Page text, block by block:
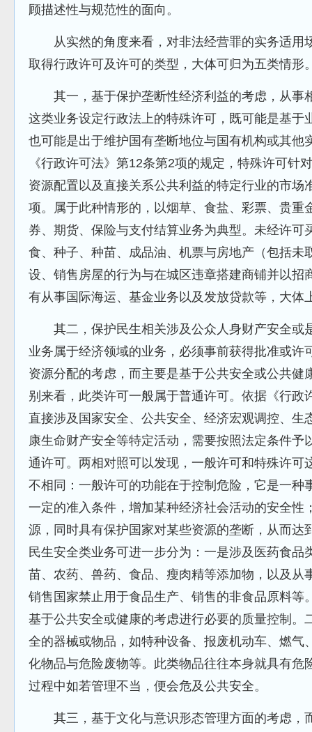
顾描述性与规范性的面向。
从实然的角度来看，对非法经营罪的实务适用
取得行政许可及许可的类型，大体可归为五类情形
其一，基于保护垄断性经济利益的考虑，从事
这类业务设定行政法上的特殊许可，既可能是基于
也可能是出于维护国有垄断地位与国有机构或其他
《行政许可法》第12条第2项的规定，特殊许可针
资源配置以及直接关系公共利益的特定行业的市场
项。属于此种情形的，以烟草、食盐、彩票、贵重
券、期货、保险与支付结算业务为典型。未经许可
食、种子、种苗、成品油、机票与房地产（包括未
设、销售房屋的行为与在城区违章搭建商铺并以招
有从事国际海运、基金业务以及发放贷款等，大体
其二，保护民生相关涉及公众人身财产安全或
业务属于经济领域的业务，必须事前获得批准或许
资源分配的考虑，而主要是基于公共安全或公共健
别来看，此类许可一般属于普通许可。依据《行政
直接涉及国家安全、公共安全、经济宏观调控、生
康生命财产安全等特定活动，需要按照法定条件予
通许可。两相对照可以发现，一般许可和特殊许可
不相同：一般许可的功能在于控制危险，它是一种
一定的准入条件，增加某种经济社会活动的安全性
源，同时具有保护国家对某些资源的垄断，从而达
民生安全类业务可进一步分为：一是涉及医药食品
苗、农药、兽药、食品、瘦肉精等添加物，以及从
销售国家禁止用于食品生产、销售的非食品原料等
基于公共安全或健康的考虑进行必要的质量控制。
全的器械或物品，如特种设备、报废机动车、燃气
化物品与危险废物等。此类物品往往本身就具有危
过程中如若管理不当，便会危及公共安全。
其三，基于文化与意识形态管理方面的考虑，